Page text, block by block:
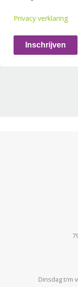
Privacy verklaring
Inschrijven
Dinsdag t/m